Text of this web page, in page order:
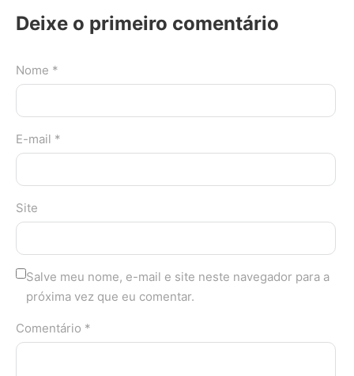
Deixe o primeiro comentário
Nome *
E-mail *
Site
Salve meu nome, e-mail e site neste navegador para a
próxima vez que eu comentar.
Comentário *